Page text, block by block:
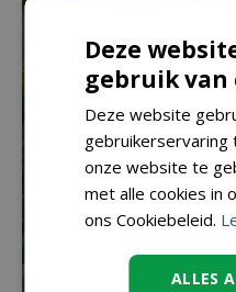
Deze
gebruik van
Deze website
onze website te
met alle cookies in
ons Cookiebeleid.
ALLES